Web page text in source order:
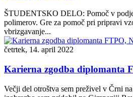
ŠTUDENTSKO DELO: Pomoč v
polimerov. Gre za pomoč pri pripravi
vbrizgavanje...
četrtek, 14. april 2022
Karierna zgodba diplomanta
Večji del otroštva sem preživel v Črni